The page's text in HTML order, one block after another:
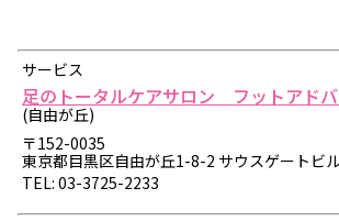
サービス
足のトータルケアサロン フットアド
(自由が丘)
〒152-0035
東京都目黒区自由が丘1-8-2 サウスゲートビ
TEL: 03-3725-2233